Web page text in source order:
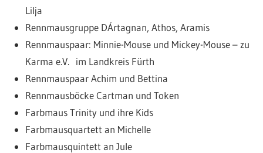
Lilja
Rennmausgruppe DÁrtagnan, Athos, Aramis
Rennmauspaar: Minnie-Mouse und Mickey-Mouse – zu
Karma e.V. im Landkreis Fürth
Rennmauspaar Achim und Bettina
Rennmausböcke Cartman und Token
Farbmaus Trinity und ihre Kids
Farbmausquartett an Michelle
Farbmausquintett an Jule